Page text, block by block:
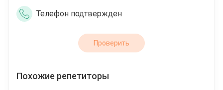
Телефон подтвержден
Проверить
Похожие репетиторы